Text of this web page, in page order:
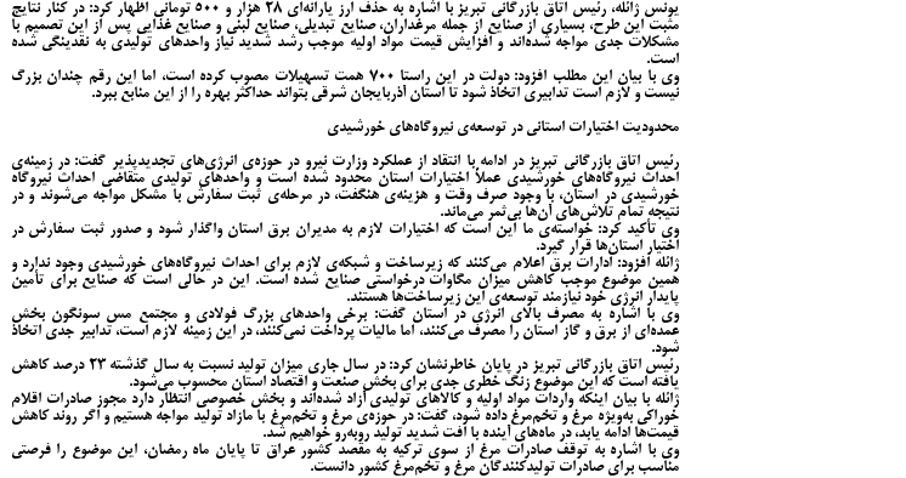
یونس ژائله، رئیس اتاق بازرگانی تبریز با اشاره به حذف ارز یارانه‌ای ۲۸ هزار و ۵۰۰ تومانی اظهار کرد: در کنار نتایج
مثبت این طرح، بسیاری از صنایع از جمله مرغداران، صنایع تبدیلی، صنایع لبنی و صنایع غذایی پس از این تصمیم با
مشکلات جدی مواجه شده‌اند و افزایش قیمت مواد اولیه موجب رشد شدید نیاز واحدهای تولیدی به نقدینگی شده
است.
وی با بیان این مطلب افزود: دولت در این راستا ۷۰۰ همت تسهیلات مصوب کرده است، اما این رقم چندان بزرگ
نیست و لازم است تدابیری اتخاذ شود تا استان آذربایجان شرقی بتواند حداکثر بهره را از این منابع ببرد.
محدودیت اختیارات استانی در توسعه‌ی نیروگاه‌های خورشیدی
رئیس اتاق بازرگانی تبریز در ادامه با انتقاد از عملکرد وزارت نیرو در حوزه‌ی انرژی‌های تجدیدپذیر گفت: در زمینه‌ی
احداث نیروگاه‌های خورشیدی عملاً اختیارات استان محدود شده است و واحدهای تولیدی متقاضی احداث نیروگاه
خورشیدی در استان، با وجود صرف وقت و هزینه‌ی هنگفت، در مرحله‌ی ثبت سفارش با مشکل مواجه می‌شوند و در
نتیجه تمام تلاش‌های‌ آن‌ها بی‌ثمر می‌ماند.
وی تأکید کرد: خواسته‌ی ما این است که اختیارات لازم به مدیران برق استان واگذار شود و صدور ثبت سفارش در
اختیار استان‌ها قرار گیرد.
ژائله افزود: ادارات برق اعلام می‌کنند که زیرساخت و شبکه‌ی لازم برای احداث نیروگاه‌های خورشیدی وجود ندارد و
همین موضوع موجب کاهش میزان مگاوات درخواستی صنایع شده است. این در حالی است که صنایع برای تأمین
پایدار انرژی خود نیازمند توسعه‌ی این زیرساخت‌ها هستند.
وی با اشاره به مصرف بالای انرژی در استان گفت: برخی واحدهای بزرگ فولادی و مجتمع مس سونگون بخش
عمده‌ای از برق و گاز استان را مصرف می‌کنند، اما مالیات پرداخت نمی‌کنند، در این زمینه لازم است، تدابیر جدی اتخاذ
شود.
رئیس اتاق بازرگانی تبریز در پایان خاطرنشان کرد: در سال جاری میزان تولید نسبت به سال گذشته ۲۳ درصد کاهش
یافته است که این موضوع زنگ خطری جدی برای بخش صنعت و اقتصاد استان محسوب می‌شود.
ژائله با بیان اینکه واردات مواد اولیه و کالاهای تولیدی آزاد شده‌اند و بخش خصوصی انتظار دارد مجوز صادرات اقلام
خوراکی به‌ویژه مرغ و تخم‌مرغ داده شود، گفت: در حوزه‌ی مرغ و تخم‌مرغ با مازاد تولید مواجه هستیم و اگر روند کاهش
قیمت‌ها ادامه یابد، در ماه‌های آینده با افت شدید تولید روبه‌رو خواهیم شد.
وی با اشاره به توقف صادرات مرغ از سوی ترکیه به مقصد کشور عراق تا پایان ماه رمضان، این موضوع را فرصتی
مناسب برای صادرات تولیدکنندگان مرغ و تخم‌مرغ کشور دانست.